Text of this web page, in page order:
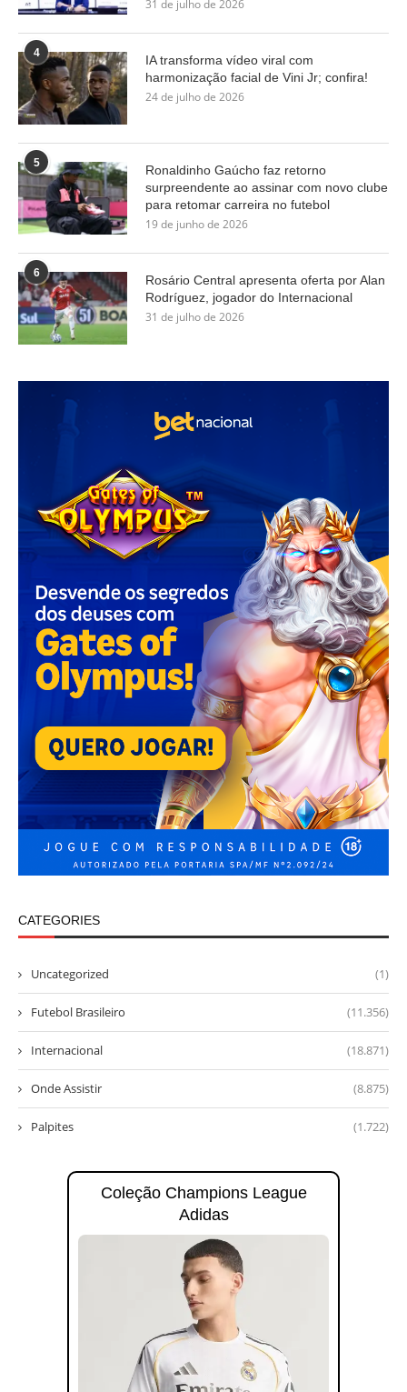
31 de julho de 2026
4
IA transforma vídeo viral com
harmonização facial de Vini Jr; confira!
24 de julho de 2026
5
Ronaldinho Gaúcho faz retorno
surpreendente ao assinar com novo clube
para retomar carreira no futebol
19 de junho de 2026
6
Rosário Central apresenta oferta por Alan
Rodríguez, jogador do Internacional
31 de julho de 2026
CATEGORIES
Uncategorized (1)
Futebol Brasileiro (11.356)
Internacional (18.871)
Onde Assistir (8.875)
Palpites (1.722)
Coleção Champions League
Adidas